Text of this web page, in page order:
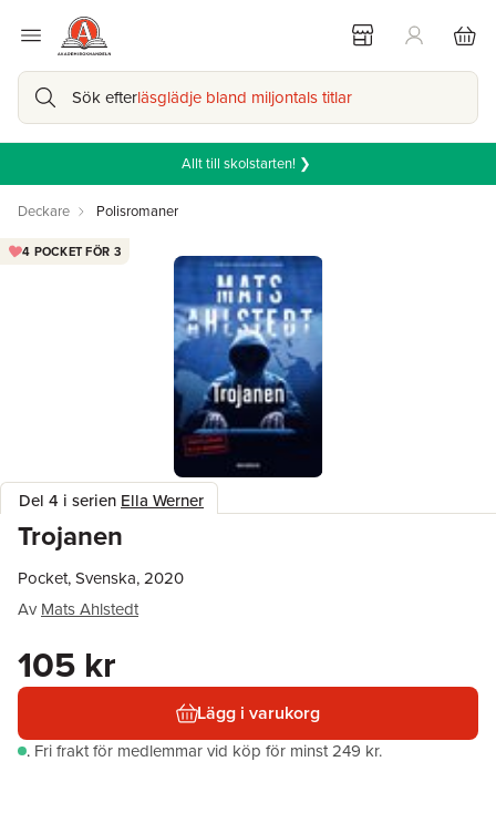
Sök efterläsglädje bland miljontals titlar
Allt till skolstarten! ❯
Deckare Polisromaner
Del 4 i serien Ella Werner
Trojanen
4 POCKET FÖR 3
Pocket, Svenska, 2020
Av Mats Ahlstedt
105 kr
Lägg i varukorg
. Fri frakt för medlemmar vid köp för minst 249 kr.